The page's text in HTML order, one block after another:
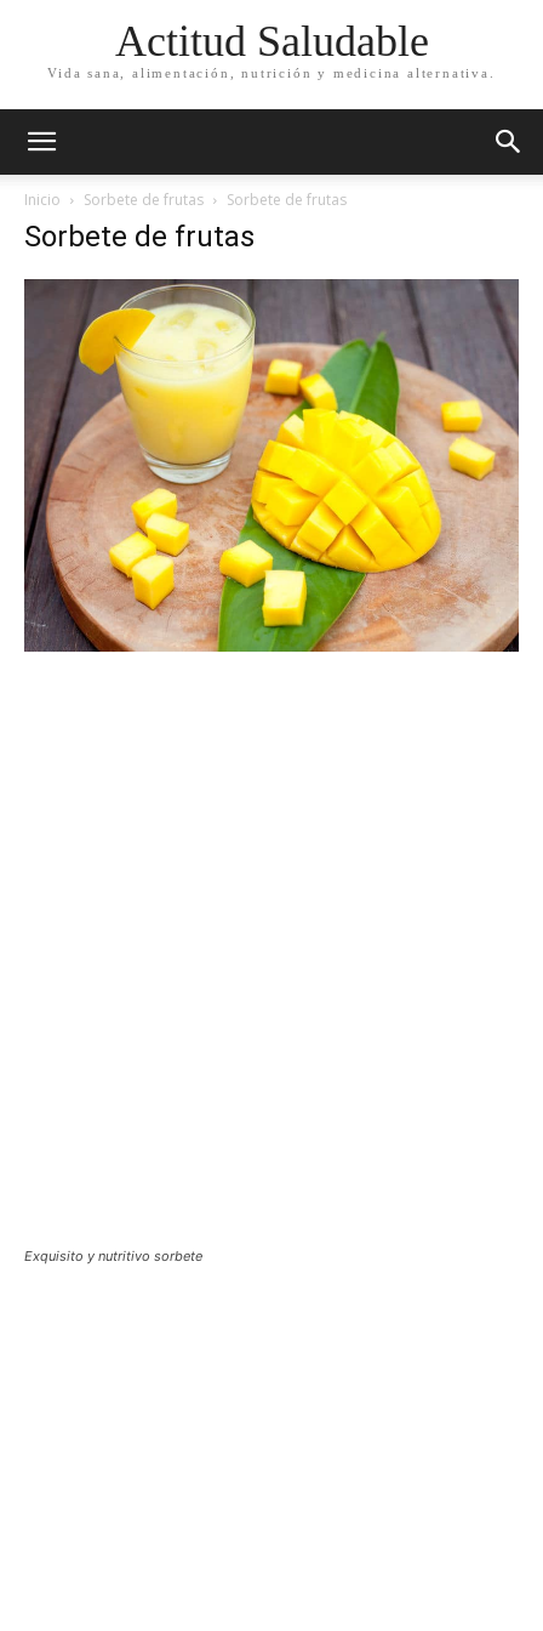
Actitud Saludable
Vida sana, alimentación, nutrición y medicina alternativa.
Inicio Sorbete de frutas Sorbete de frutas
Sorbete de frutas
Exquisito y nutritivo sorbete